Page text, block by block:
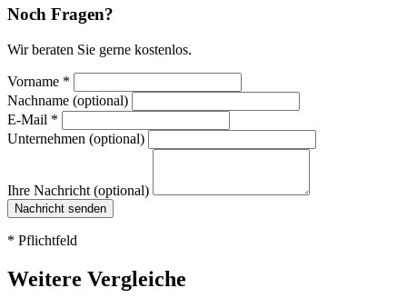
Noch Fragen?
Wir beraten Sie gerne kostenlos.
Vorname *
Nachname (optional)
E-Mail *
Unternehmen (optional)
Ihre Nachricht (optional)
Nachricht senden
* Pflichtfeld
Weitere Vergleiche